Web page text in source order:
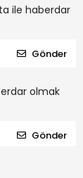
ile haberdar
Gönder
olmak
Gönder